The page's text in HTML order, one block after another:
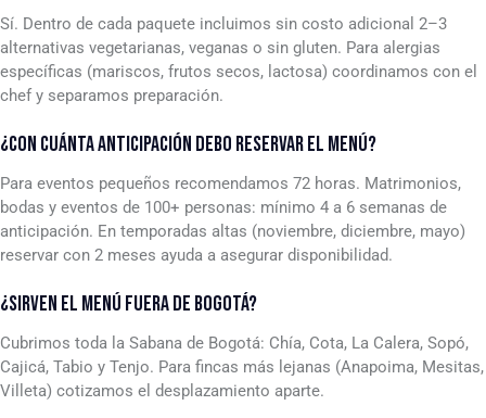
Sí. Dentro de cada paquete incluimos sin costo adicional 2–3
alternativas vegetarianas, veganas o sin gluten. Para alergias
específicas (mariscos, frutos secos, lactosa) coordinamos con el
chef y separamos preparación.
¿CON CUÁNTA ANTICIPACIÓN DEBO RESERVAR EL MENÚ?
Para eventos pequeños recomendamos 72 horas. Matrimonios,
bodas y eventos de 100+ personas: mínimo 4 a 6 semanas de
anticipación. En temporadas altas (noviembre, diciembre, mayo)
reservar con 2 meses ayuda a asegurar disponibilidad.
¿SIRVEN EL MENÚ FUERA DE BOGOTÁ?
Cubrimos toda la Sabana de Bogotá: Chía, Cota, La Calera, Sopó,
Cajicá, Tabio y Tenjo. Para fincas más lejanas (Anapoima, Mesitas,
Villeta) cotizamos el desplazamiento aparte.